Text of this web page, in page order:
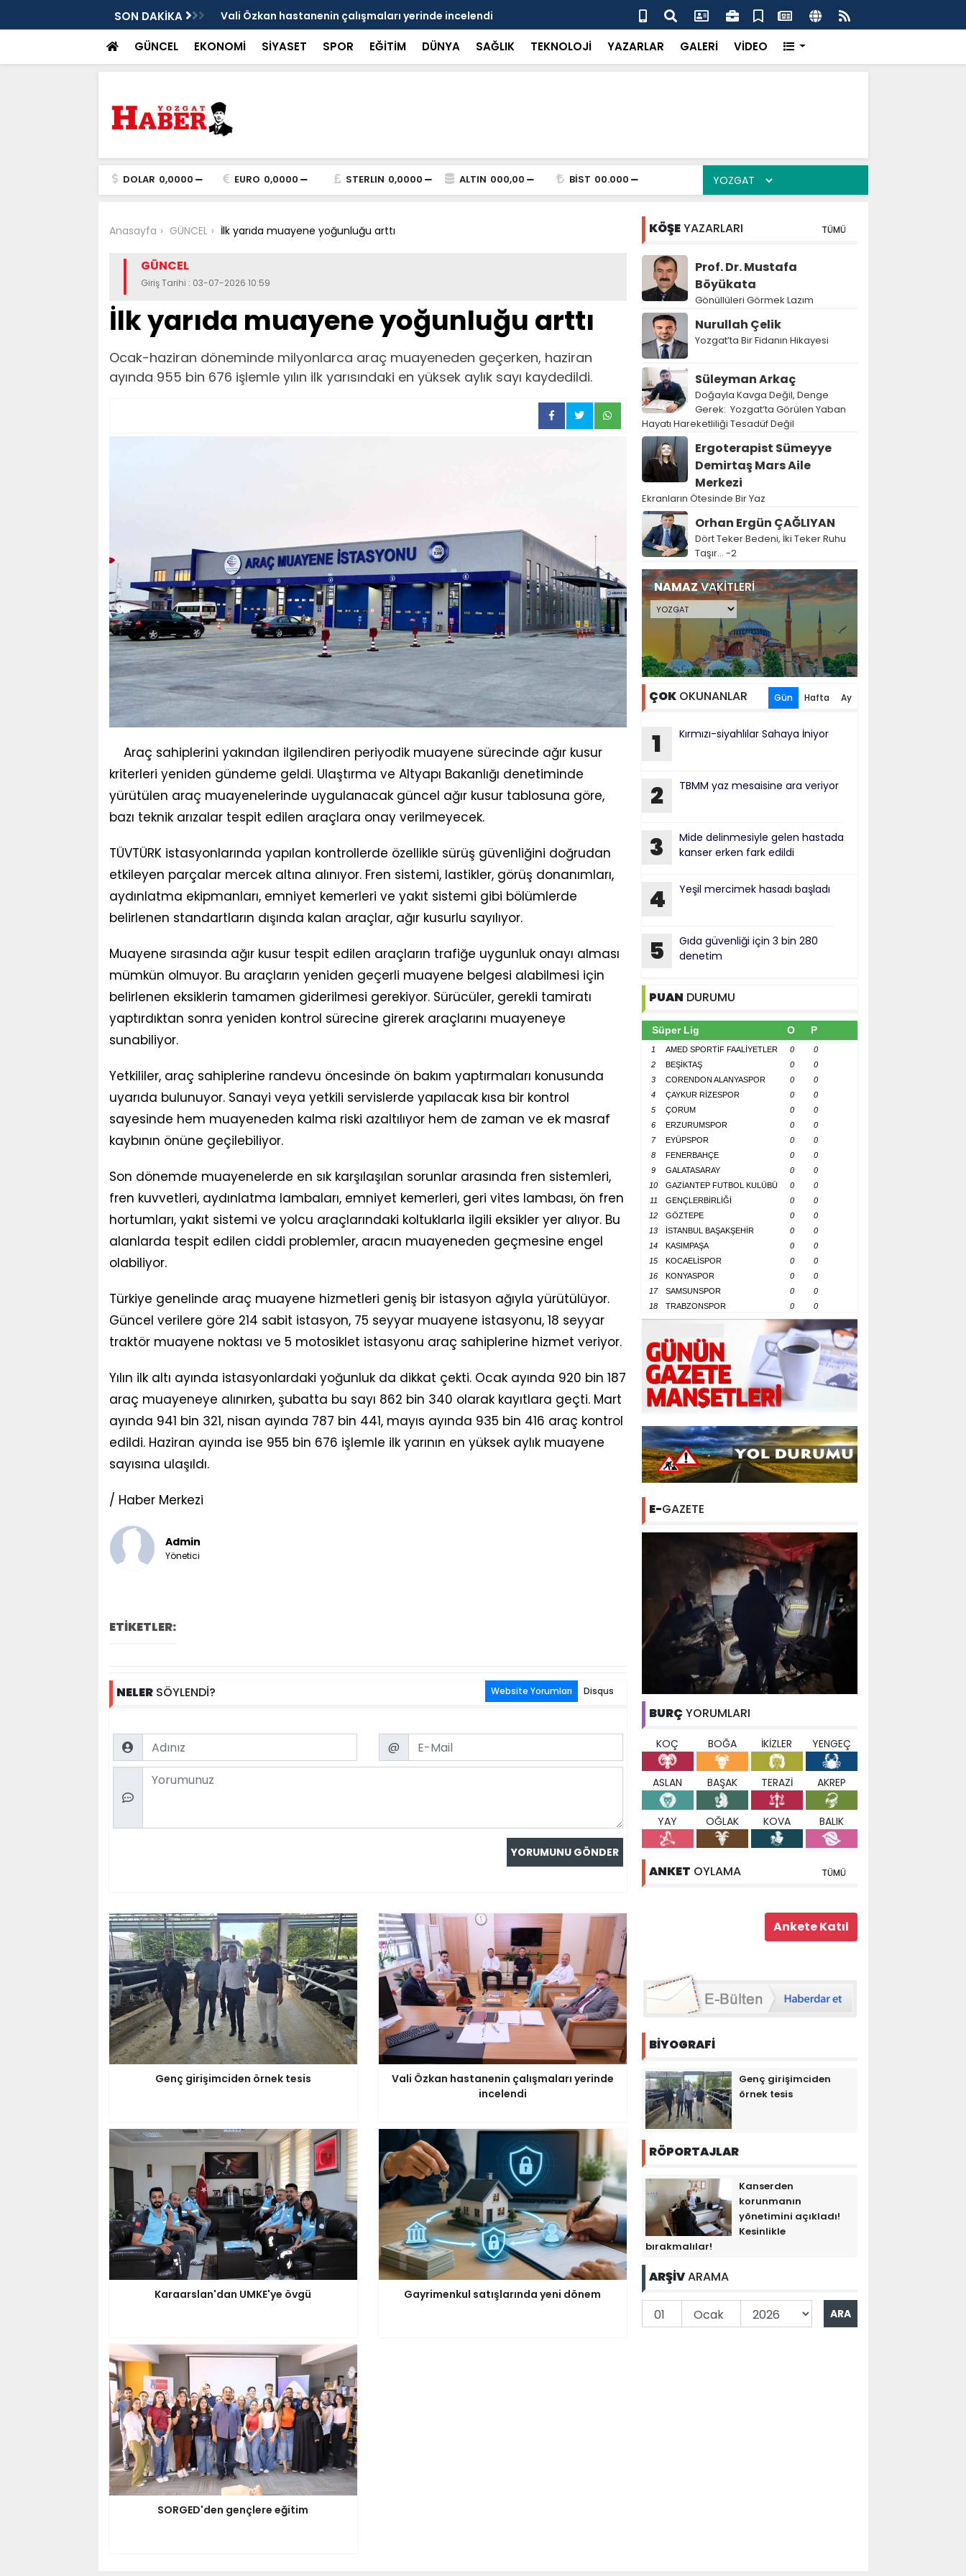
SON DAKİKA Vali Özkan hastanenin çalışmaları yerinde incelendi Karaarslan'dan UMKE'ye övgü
GÜNCEL EKONOMİ SİYASET SPOR EĞİTİM DÜNYA SAĞLIK TEKNOLOJİ YAZARLAR GALERİ VİDEO
DOLAR 0,0000 EURO 0,0000 STERLIN 0,0000 ALTIN 000,00 BİST 00.000
Anasayfa GÜNCEL İlk yarıda muayene yoğunluğu arttı
GÜNCEL
Giriş Tarihi : 03-07-2026 10:59
İlk yarıda muayene yoğunluğu arttı
Ocak-haziran döneminde milyonlarca araç muayeneden geçerken, haziran
ayında 955 bin 676 işlemle yılın ilk yarısındaki en yüksek aylık sayı kaydedildi.
Araç sahiplerini yakından ilgilendiren periyodik muayene sürecinde ağır kusur
kriterleri yeniden gündeme geldi. Ulaştırma ve Altyapı Bakanlığı denetiminde
yürütülen araç muayenelerinde uygulanacak güncel ağır kusur tablosuna göre,
bazı teknik arızalar tespit edilen araçlara onay verilmeyecek.
TÜVTÜRK istasyonlarında yapılan kontrollerde özellikle sürüş güvenliğini doğrudan
etkileyen parçalar mercek altına alınıyor. Fren sistemi, lastikler, görüş donanımları,
aydınlatma ekipmanları, emniyet kemerleri ve yakıt sistemi gibi bölümlerde
belirlenen standartların dışında kalan araçlar, ağır kusurlu sayılıyor.
Muayene sırasında ağır kusur tespit edilen araçların trafiğe uygunluk onayı alması
mümkün olmuyor. Bu araçların yeniden geçerli muayene belgesi alabilmesi için
belirlenen eksiklerin tamamen giderilmesi gerekiyor. Sürücüler, gerekli tamiratı
yaptırdıktan sonra yeniden kontrol sürecine girerek araçlarını muayeneye
sunabiliyor.
Yetkililer, araç sahiplerine randevu öncesinde ön bakım yaptırmaları konusunda
uyarıda bulunuyor. Sanayi veya yetkili servislerde yapılacak kısa bir kontrol
sayesinde hem muayeneden kalma riski azaltılıyor hem de zaman ve ek masraf
kaybının önüne geçilebiliyor.
Son dönemde muayenelerde en sık karşılaşılan sorunlar arasında fren sistemleri,
fren kuvvetleri, aydınlatma lambaları, emniyet kemerleri, geri vites lambası, ön fren
hortumları, yakıt sistemi ve yolcu araçlarındaki koltuklarla ilgili eksikler yer alıyor. Bu
alanlarda tespit edilen ciddi problemler, aracın muayeneden geçmesine engel
olabiliyor.
Türkiye genelinde araç muayene hizmetleri geniş bir istasyon ağıyla yürütülüyor.
Güncel verilere göre 214 sabit istasyon, 75 seyyar muayene istasyonu, 18 seyyar
traktör muayene noktası ve 5 motosiklet istasyonu araç sahiplerine hizmet veriyor.
Yılın ilk altı ayında istasyonlardaki yoğunluk da dikkat çekti. Ocak ayında 920 bin 187
araç muayeneye alınırken, şubatta bu sayı 862 bin 340 olarak kayıtlara geçti. Mart
ayında 941 bin 321, nisan ayında 787 bin 441, mayıs ayında 935 bin 416 araç kontrol
edildi. Haziran ayında ise 955 bin 676 işlemle ilk yarının en yüksek aylık muayene
sayısına ulaşıldı.
/ Haber Merkezi
Admin
Yönetici
ETİKETLER:
NELERSÖYLENDİ? Website Yorumları Disqus
Name Email
@
Comment
Genç girişimciden örnek tesis
Vali Özkan hastanenin çalışmaları yerinde
incelendi
Karaarslan'dan UMKE'ye övgü Gayrimenkul satışlarında yeni dönem
SORGED'den gençlere eğitim
KÖŞEYAZARLARI TÜMÜ
Prof. Dr. Mustafa
Böyükata
Gönüllüleri Görmek Lazım
Nurullah Çelik
Yozgat’ta Bir Fidanın Hikayesi
Süleyman Arkaç
Doğayla Kavga Değil, Denge
Gerek: Yozgat’ta Görülen Yaban
Hayatı Hareketliliği Tesadüf Değil
Ergoterapist Sümeyye
Demirtaş Mars Aile
Merkezi
Ekranların Ötesinde Bir Yaz
Orhan Ergün ÇAĞLIYAN
Dört Teker Bedeni, İki Teker Ruhu
Taşır… -2
NAMAZVAKİTLERİ
ÇOKOKUNANLAR Gün Hafta Ay
1 Kırmızı-siyahlılar Sahaya İniyor
2 TBMM yaz mesaisine ara veriyor
3
Mide delinmesiyle gelen hastada
kanser erken fark edildi
4 Yeşil mercimek hasadı başladı
5
Gıda güvenliği için 3 bin 280
denetim
PUAN DURUMU
Süper Lig O P
1 AMED SPORTİF FAALİYETLER 0
0
2
BEŞİKTAŞ 0
0
3
CORENDON ALANYASPOR 0
0
4
ÇAYKUR RİZESPOR 0
0
5
ÇORUM 0
0
6
ERZURUMSPOR 0
0
7
EYÜPSPOR 0
0
8
FENERBAHÇE 0
0
9
GALATASARAY 0
0
10
GAZİANTEP FUTBOL KULÜBÜ 0
0
11
GENÇLERBİRLİĞİ 0
0
12
GÖZTEPE 0
0
13
İSTANBUL BAŞAKŞEHİR 0
0
14
KASIMPAŞA 0
0
15
KOCAELİSPOR 0
0
16
KONYASPOR 0
0
17
SAMSUNSPOR 0
0
18
TRABZONSPOR 0 0
E-GAZETE
BURÇ YORUMLARI
KOÇ BOĞA İKİZLER YENGEÇ
ASLAN BAŞAK TERAZİ AKREP
YAY OĞLAK KOVA BALIK
ANKET OYLAMA TÜMÜ
BİYOGRAFİ
Genç girişimciden
örnek tesis
RÖPORTAJLAR
Kanserden
korunmanın
yönetimini açıkladı!
Kesinlikle
bırakmalılar!
ARŞİVARAMA